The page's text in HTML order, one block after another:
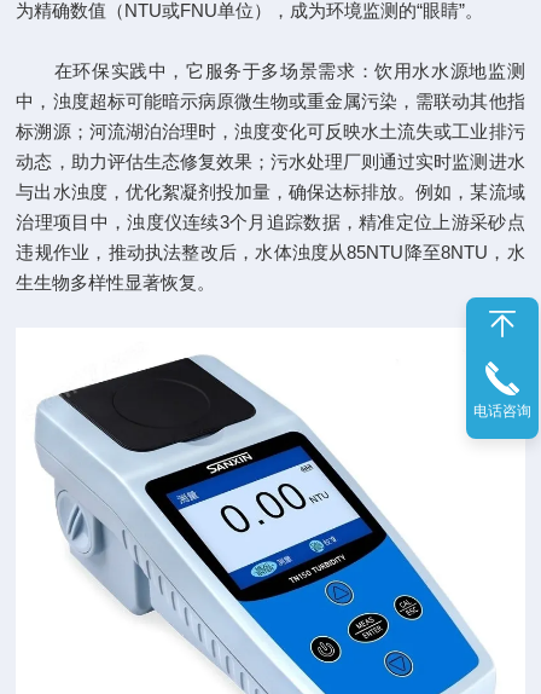
为精确数值（NTU或FNU单位），成为环境监测的“眼睛”。
在环保实践中，它服务于多场景需求：饮用水水源地监测
中，浊度超标可能暗示病原微生物或重金属污染，需联动其他指
标溯源；河流湖泊治理时，浊度变化可反映水土流失或工业排污
动态，助力评估生态修复效果；污水处理厂则通过实时监测进水
与出水浊度，优化絮凝剂投加量，确保达标排放。例如，某流域
治理项目中，浊度仪连续3个月追踪数据，精准定位上游采砂点
违规作业，推动执法整改后，水体浊度从85NTU降至8NTU，水
生生物多样性显著恢复。
电话咨询